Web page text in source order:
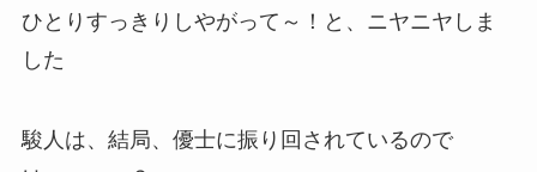
ひとりすっきりしやがって～！と、ニヤニヤしま
した
駿人は、結局、優士に振り回されているので